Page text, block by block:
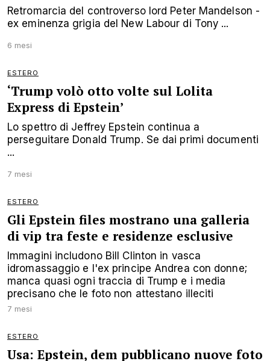
Retromarcia del controverso lord Peter Mandelson -
ex eminenza grigia del New Labour di Tony ...
6 mesi
ESTERO
‘Trump volò otto volte sul Lolita
Express di Epstein’
Lo spettro di Jeffrey Epstein continua a
perseguitare Donald Trump. Se dai primi documenti
...
7 mesi
ESTERO
Gli Epstein files mostrano una galleria
di vip tra feste e residenze esclusive
Immagini includono Bill Clinton in vasca
idromassaggio e l'ex principe Andrea con donne;
manca quasi ogni traccia di Trump e i media
precisano che le foto non attestano illeciti
7 mesi
ESTERO
Usa: Epstein, dem pubblicano nuove foto